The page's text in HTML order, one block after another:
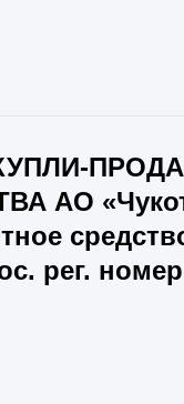
АО
рег.